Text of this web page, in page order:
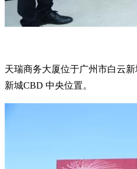
天瑞商务大厦位于广州市白云
新城CBD 中央位置。